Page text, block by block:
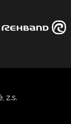
z.s.